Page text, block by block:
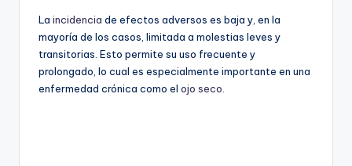
La incidencia de efectos adversos es baja y, en la
mayoría de los casos, limitada a molestias leves y
transitorias. Esto permite su uso frecuente y
prolongado, lo cual es especialmente importante en una
enfermedad crónica como el ojo seco